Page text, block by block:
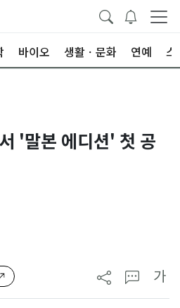
바이오 생활ㆍ문화 연예 스
'말본 에디션' 첫 공
가